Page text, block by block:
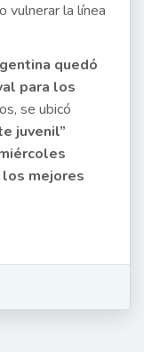
vulnerar la línea
quedó
para los
se ubicó
juvenil”
mejores